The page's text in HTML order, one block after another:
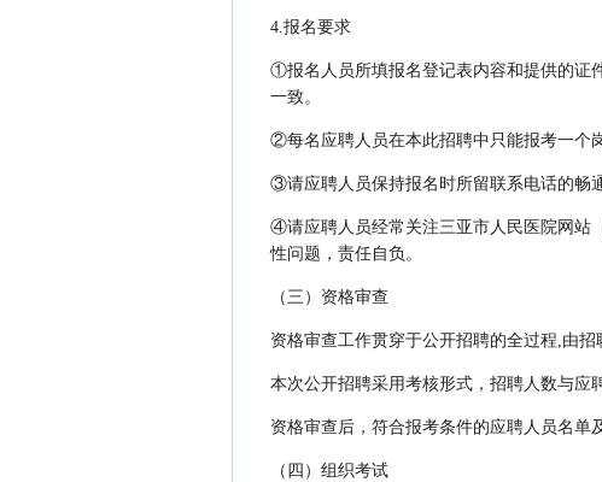
4.报名要求
①报名人员所填报名登记表内容和提供的证
一致。
②每名应聘人员在本此招聘中只能报考一个
③请应聘人员保持报名时所留联系电话的畅
④请应聘人员经常关注三亚市人民医院网站
性问题，责任自负。
（三）资格审查
资格审查工作贯穿于公开招聘的全过程,由
本次公开招聘采用考核形式，招聘人数与应
资格审查后，符合报考条件的应聘人员名单
（四）组织考试